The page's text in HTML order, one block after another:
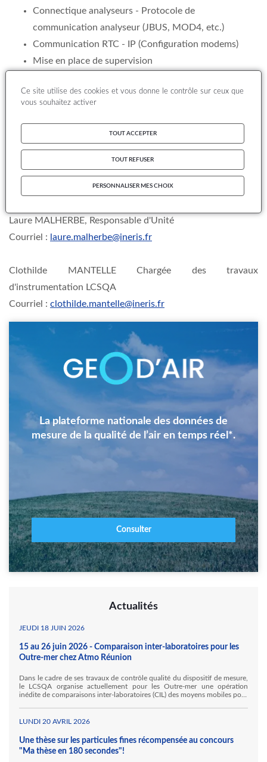
Connectique analyseurs - Protocole de
communication analyseur (JBUS, MOD4, etc.)
Communication RTC - IP (Configuration modems)
Mise en place de supervision
Conception & Exploitation de bases de données
Voici les contacts selon les sujets que vous souhaitez
Laure MALHERBE, Responsable d'Unité
Courriel : laure.malherbe@ineris.fr
Clothilde MANTELLE Chargée des travaux
d'instrumentation LCSQA
Courriel : clothilde.mantelle@ineris.fr
Image
La plateforme nationale des données de
mesure de la qualité de l’air en temps réel*.
Consulter
Actualités
JEUDI 18 JUIN 2026
15 au 26 juin 2026 - Comparaison inter-laboratoires pour les
Outre-mer chez Atmo Réunion
Dans le cadre de ses travaux de contrôle qualité du dispositif de mesure,
le LCSQA organise actuellement pour les Outre-mer une opération
inédite de comparaisons inter-laboratoires (CIL) des moyens mobiles pour
travaux pour le LCSQA.
LUNDI 20 AVRIL 2026
Une thèse sur les particules fines récompensée au concours
"Ma thèse en 180 secondes"!
Ce site utilise des cookies et vous donne le contrôle sur ceux que
vous souhaitez activer
TOUT ACCEPTER
TOUT REFUSER
PERSONNALISER MES CHOIX